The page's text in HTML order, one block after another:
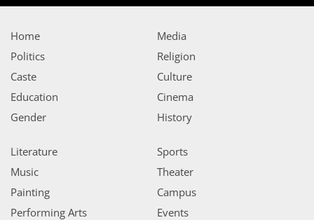
Home
Politics
Caste
Education
Gender
Media
Religion
Culture
Cinema
History
Literature
Music
Painting
Performing Arts
Sports
Theater
Campus
Events